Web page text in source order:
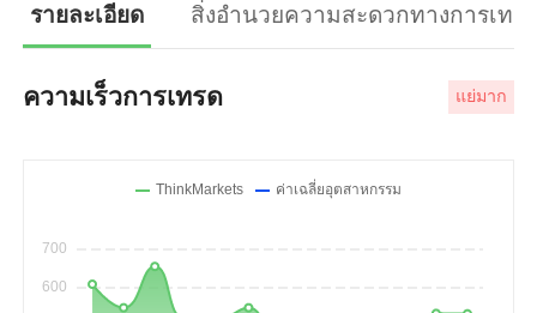
รายละเอียด สิ่งอำนวยความสะดวกทางการเทร
ความเร็วการเทรด แย่มาก